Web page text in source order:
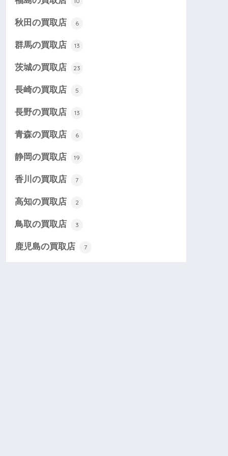
秋田の買取店 6
群馬の買取店 13
茨城の買取店 23
長崎の買取店 5
長野の買取店 13
青森の買取店 6
静岡の買取店 19
香川の買取店 7
高知の買取店 2
鳥取の買取店 3
鹿児島の買取店 7